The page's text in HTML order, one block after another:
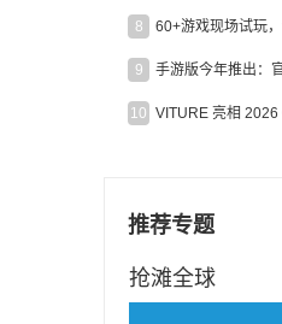
8 60+游戏现场试玩
9
10
推荐专题
抢滩全球